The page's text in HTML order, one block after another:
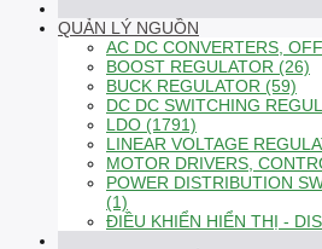
QUẢN LÝ NGUỒN
AC DC CONVERTERS,
BOOST REGULATOR (26)
BUCK REGULATOR (59)
DC DC SWITCHING
LDO (1791)
LINEAR VOLTAGE
MOTOR DRIVERS,
POWER DISTRIBUTION
(1)
ĐIỀU KHIỂN HIỂN THỊ -